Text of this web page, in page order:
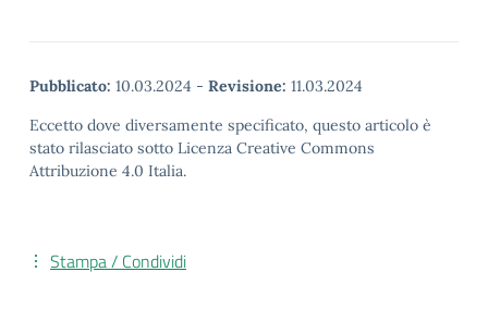
Pubblicato: 10.03.2024 - Revisione: 11.03.2024
Eccetto dove diversamente specificato, questo articolo è
stato rilasciato sotto Licenza Creative Commons
Attribuzione 4.0 Italia.
Stampa / Condividi